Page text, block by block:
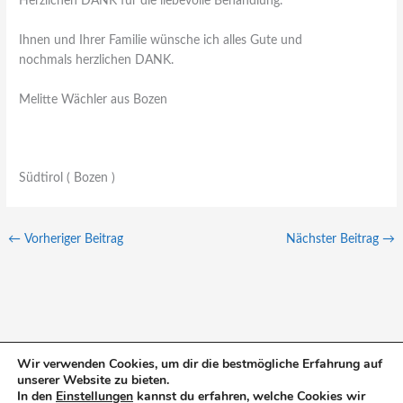
Ihnen und Ihrer Familie wünsche ich alles Gute und
nochmals herzlichen DANK.
Melitte Wächler aus Bozen
Südtirol ( Bozen )
← Vorheriger Beitrag Nächster Beitrag →
S
Wir verwenden Cookies, um dir die bestmögliche Erfahrung auf
unserer Website zu bieten.
In den Einstellungen kannst du erfahren, welche Cookies wir